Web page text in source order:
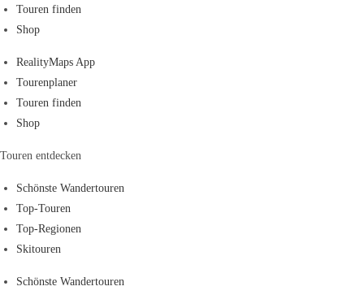
Touren finden
Shop
RealityMaps App
Tourenplaner
Touren finden
Shop
Touren entdecken
Schönste Wandertouren
Top-Touren
Top-Regionen
Skitouren
Schönste Wandertouren